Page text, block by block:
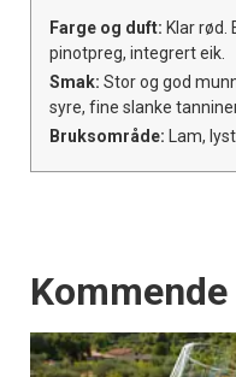
Farge og duft: Klar
pinotpreg, integrert eik.
Smak: Stor og god
syre, fine slanke
Bruksområde: Lam,
Events